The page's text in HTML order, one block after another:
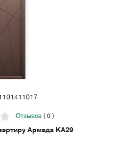
Отзывов ( 0 )
Армада KA29